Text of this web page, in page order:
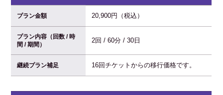
プラン金額 20,900円（税込）
プラン内容（回数 / 時
間 / 期間）
2回 / 60分 / 30日
継続プラン補足 16回チケットからの移行価格です。